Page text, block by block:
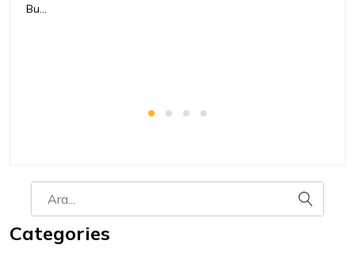
Bu...
Categories